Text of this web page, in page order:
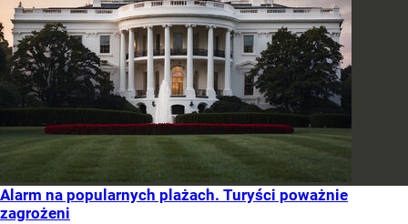
Alarm na popularnych plażach. Turyści poważnie
zagrożeni